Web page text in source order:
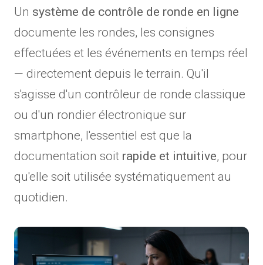
Un système de contrôle de ronde en ligne
documente les rondes, les consignes
effectuées et les événements en temps réel
— directement depuis le terrain. Qu'il
s'agisse d'un contrôleur de ronde classique
ou d'un rondier électronique sur
smartphone, l'essentiel est que la
documentation soit rapide et intuitive, pour
qu'elle soit utilisée systématiquement au
quotidien.